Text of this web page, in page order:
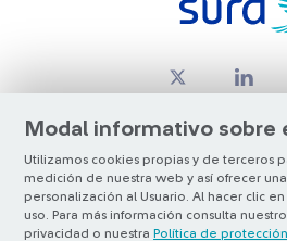
Modal informativo sobre
Utilizamos cookies propias y de terceros
medición de nuestra web y así ofrecer
personalización al Usuario. Al hacer clic en
uso. Para más información consulta nuestro
privacidad o nuestra Política de
© Copyright Grupo